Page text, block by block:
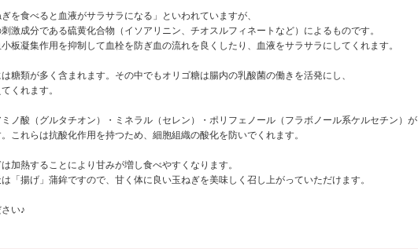
を食べると血液がサラサラになる」といわれていますが、
激成分である硫黄化合物（イソアリニン、チオスルフィネートなど）によるものです。
板凝集作用を抑制して血栓を防ぎ血の流れを良くしたり、血液をサラサラにしてくれます。
糖類が多く含まれます。その中でもオリゴ糖は腸内の乳酸菌の働きを活発にし、
くれます。
ノ酸（グルタチオン）・ミネラル（セレン）・ポリフェノール（フラボノール系ケルセチン）が
これらは抗酸化作用を持つため、細胞組織の酸化を防いでくれます。
加熱することにより甘みが増し食べやすくなります。
「揚げ」蒲鉾ですので、甘く体に良い玉ねぎを美味しく召し上がっていただけます。
い♪